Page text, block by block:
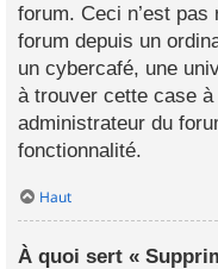
forum. Ceci n’est
forum depuis un
un cybercafé, une
à trouver cette case à
administrateur du
fonctionnalité.
Haut
À quoi sert «